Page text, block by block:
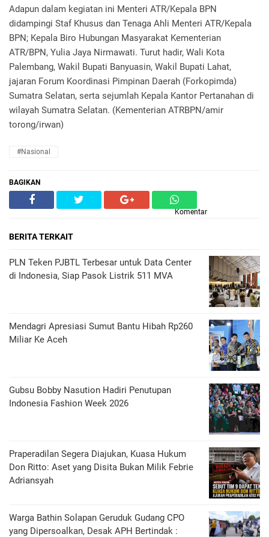
Adapun dalam kegiatan ini Menteri ATR/Kepala BPN
didampingi Staf Khusus dan Tenaga Ahli Menteri ATR/Kepala
BPN; Kepala Biro Hubungan Masyarakat Kementerian
ATR/BPN, Yulia Jaya Nirmawati. Turut hadir, Wali Kota
Palembang, Wakil Bupati Banyuasin, Wakil Bupati Lahat,
jajaran Forum Koordinasi Pimpinan Daerah (Forkopimda)
Sumatra Selatan, serta sejumlah Kepala Kantor Pertanahan di
wilayah Sumatra Selatan. (Kementerian ATRBPN/amir
torong/irwan)
#Nasional
BAGIKAN
Komentar
BERITA TERKAIT
PLN Teken PJBTL Terbesar untuk Data Center
di Indonesia, Siap Pasok Listrik 511 MVA
Mendagri Apresiasi Sumut Bantu Hibah Rp260
Miliar Ke Aceh
Gubsu Bobby Nasution Hadiri Penutupan
Indonesia Fashion Week 2026
Praperadilan Segera Diajukan, Kuasa Hukum
Don Ritto: Aset yang Disita Bukan Milik Febrie
Adriansyah
Warga Bathin Solapan Geruduk Gudang CPO
yang Dipersoalkan, Desak APH Bertindak :